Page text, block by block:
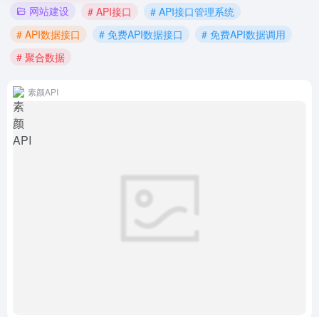
网站建设 # API接口
# API接口管理系统
# API数据接口
# 免费API数据接口
# 免费API数据调用
# 聚合数据
素颜API